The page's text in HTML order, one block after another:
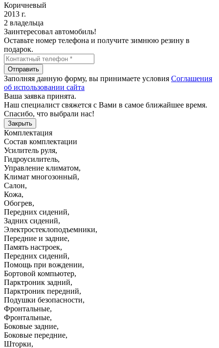
Коричневый
2013 г.
2 владельца
Заинтересовал автомобиль!
Оставьте номер телефона и получите зимнюю резину в
подарок.
Отправить
Заполняя данную форму, вы принимаете условия Соглашения
об использовании сайта
Ваша заявка принята.
Наш специалист свяжется с Вами в самое ближайшее время.
Спасибо, что выбрали нас!
Закрыть
Комплектация
Состав комплектации
Усилитель руля,
Гидроусилитель,
Управление климатом,
Климат многозонный,
Салон,
Кожа,
Обогрев,
Передних сидений,
Задних сидений,
Электростеклоподъемники,
Передние и задние,
Память настроек,
Передних сидений,
Помощь при вождении,
Бортовой компьютер,
Парктроник задний,
Парктроник передний,
Подушки безопасности,
Фронтальные,
Фронтальные,
Боковые задние,
Боковые передние,
Шторки,